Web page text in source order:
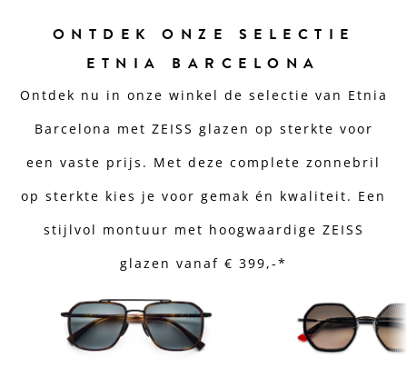
ONTDEK ONZE SELECTIE
ETNIA BARCELONA
Ontdek nu in onze winkel de selectie van Etnia
Barcelona met ZEISS glazen op sterkte voor
een vaste prijs. Met deze complete zonnebril
op sterkte kies je voor gemak én kwaliteit. Een
stijlvol montuur met hoogwaardige ZEISS
glazen vanaf € 399,-*